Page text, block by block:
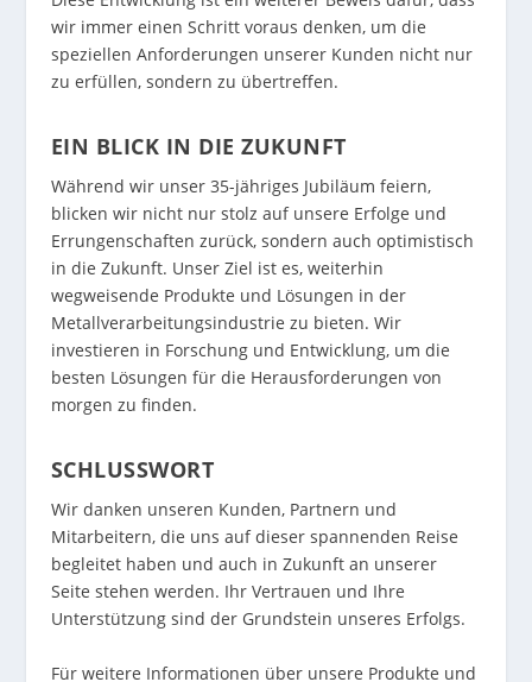
wir immer einen Schritt voraus denken, um die
speziellen Anforderungen unserer Kunden nicht nur
zu erfüllen, sondern zu übertreffen.
EIN BLICK IN DIE ZUKUNFT
Während wir unser 35-jähriges Jubiläum feiern,
blicken wir nicht nur stolz auf unsere Erfolge und
Errungenschaften zurück, sondern auch optimistisch
in die Zukunft. Unser Ziel ist es, weiterhin
wegweisende Produkte und Lösungen in der
Metallverarbeitungsindustrie zu bieten. Wir
investieren in Forschung und Entwicklung, um die
besten Lösungen für die Herausforderungen von
morgen zu finden.
SCHLUSSWORT
Wir danken unseren Kunden, Partnern und
Mitarbeitern, die uns auf dieser spannenden Reise
begleitet haben und auch in Zukunft an unserer
Seite stehen werden. Ihr Vertrauen und Ihre
Unterstützung sind der Grundstein unseres Erfolgs.
Für weitere Informationen über unsere Produkte und